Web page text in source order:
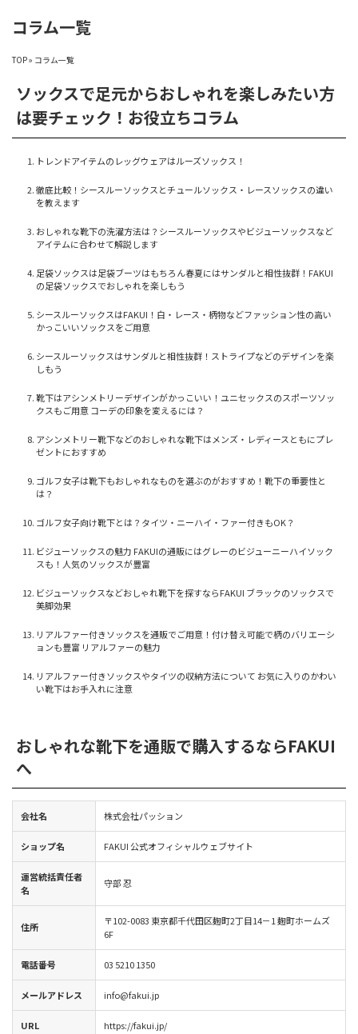
コラム一覧
TOP» コラム一覧
ソックスで足元からおしゃれを楽しみたい方
は要チェック！お役立ちコラム
トレンドアイテムのレッグウェアはルーズソックス！
徹底比較！シースルーソックスとチュールソックス・レースソックスの違い
を教えます
おしゃれな靴下の洗濯方法は？シースルーソックスやビジューソックスなど
アイテムに合わせて解説します
足袋ソックスは足袋ブーツはもちろん春夏にはサンダルと相性抜群！FAKUI
の足袋ソックスでおしゃれを楽しもう
シースルーソックスはFAKUI！白・レース・柄物などファッション性の高い
かっこいいソックスをご用意
シースルーソックスはサンダルと相性抜群！ストライプなどのデザインを楽
しもう
靴下はアシンメトリーデザインがかっこいい！ユニセックスのスポーツソッ
クスもご用意 コーデの印象を変えるには？
アシンメトリー靴下などのおしゃれな靴下はメンズ・レディースともにプレ
ゼントにおすすめ
ゴルフ女子は靴下もおしゃれなものを選ぶのがおすすめ！靴下の重要性と
は？
ゴルフ女子向け靴下とは？タイツ・ニーハイ・ファー付きもOK？
ビジューソックスの魅力 FAKUIの通販にはグレーのビジューニーハイソック
スも！人気のソックスが豊富
ビジューソックスなどおしゃれ靴下を探すならFAKUI ブラックのソックスで
美脚効果
リアルファー付きソックスを通販でご用意！付け替え可能で柄のバリエーシ
ョンも豊富 リアルファーの魅力
リアルファー付きソックスやタイツの収納方法について お気に入りのかわい
い靴下はお手入れに注意
おしゃれな靴下を通販で購入するならFAKUI
へ
会社名 株式会社パッション
ショップ名 FAKUI 公式オフィシャルウェブサイト
運営統括責任者
名
守部 忍
住所
〒102-0083 東京都千代田区麹町2丁目14－1 麹町ホームズ
6F
電話番号 03 5210 1350
メールアドレス info@fakui.jp
URL https://fakui.jp/